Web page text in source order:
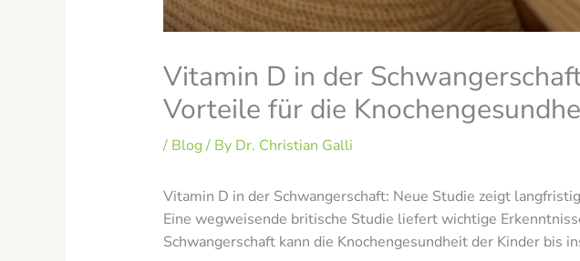
Vitamin D in der
Vorteile für die
/ Blog/ By Dr. Christian Galli
Vitamin D in der Schwangerschaft: Neue Studie zeigt
Eine wegweisende britische Studie liefert wichtige
Schwangerschaft kann die Knochengesundheit der Kinder bis